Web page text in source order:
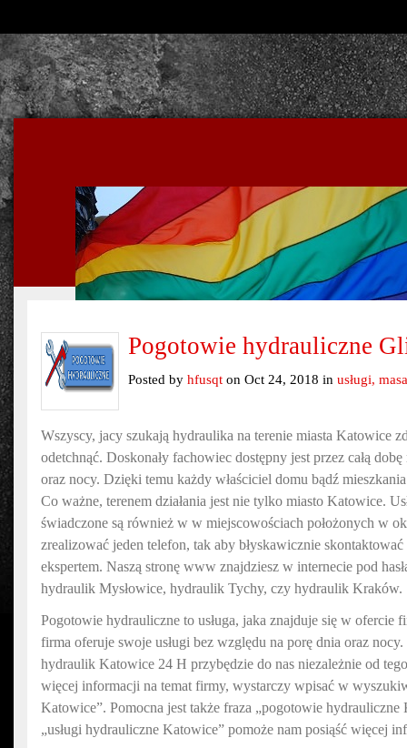
Pogotowie hydrauliczne
Posted by hfusqt on Oct 24, 2018 in usługi,
Wszyscy, jacy szukają hydraulika na terenie miasta Katowice
odetchnąć. Doskonały fachowiec dostępny jest przez całą
oraz nocy. Dzięki temu każdy właściciel domu bądź
Co ważne, terenem działania jest nie tylko miasto Katowice.
świadczone są również w w miejscowościach położonych w
zrealizować jeden telefon, tak aby błyskawicznie skontaktować
ekspertem. Naszą stronę www znajdziesz w internecie pod
hydraulik Mysłowice, hydraulik Tychy, czy hydraulik Kraków.
Pogotowie hydrauliczne to usługa, jaka znajduje się w ofercie
firma oferuje swoje usługi bez względu na porę dnia oraz
hydraulik Katowice 24 H przybędzie do nas niezależnie od
więcej informacji na temat firmy, wystarczy wpisać w
Katowice”. Pomocna jest także fraza „pogotowie hydrauliczne
„usługi hydrauliczne Katowice” pomoże nam posiąść więcej